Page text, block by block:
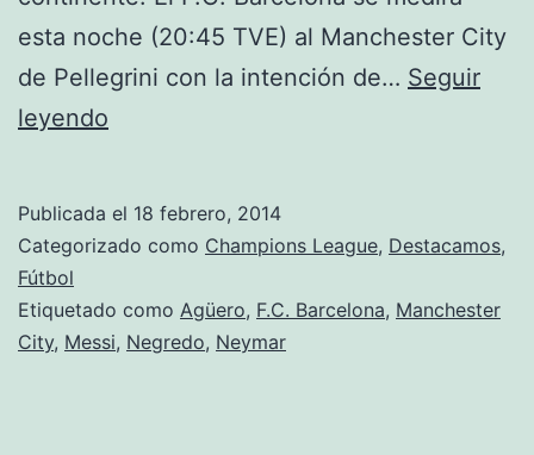
esta noche (20:45 TVE) al Manchester City
de Pellegrini con la intención de… Seguir
leyendo
Publicada el 18 febrero, 2014
Categorizado como Champions League, Destacamos,
Fútbol
Etiquetado como Agüero, F.C. Barcelona, Manchester
City, Messi, Negredo, Neymar